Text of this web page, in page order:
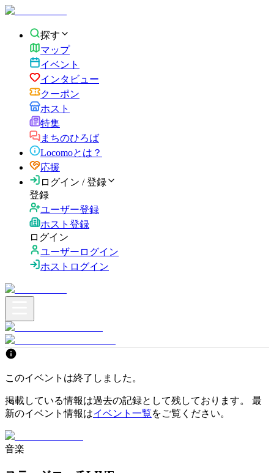
探す
マップ
イベント
インタビュー
クーポン
ホスト
特集
まちのひろば
Locomoとは？
応援
ログイン / 登録
登録
ユーザー登録
ホスト登録
ログイン
ユーザーログイン
ホストログイン
このイベントは終了しました。
掲載している情報は過去の記録として残しております。 最
新のイベント情報はイベント一覧をご覧ください。
音楽